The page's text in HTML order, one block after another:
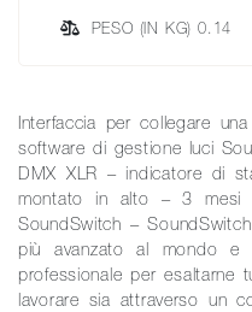
PESO (IN KG) 0.14
Interfaccia per collegare
software di gestione luci
DMX XLR – indicatore di
montato in alto – 3 mesi
SoundSwitch –
più avanzato al mondo
professionale per esaltarne
lavorare sia attraverso un